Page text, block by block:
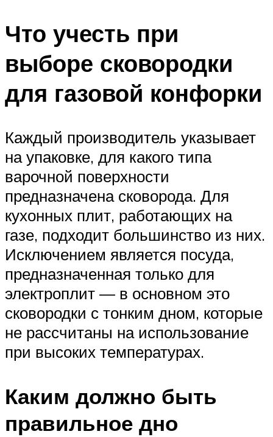
Что учесть при
выборе сковородки
для газовой конфорки
Каждый производитель указывает
на упаковке, для какого типа
варочной поверхности
предназначена сковорода. Для
кухонных плит, работающих на
газе, подходит большинство из них.
Исключением является посуда,
предназначенная только для
электроплит — в основном это
сковородки с тонким дном, которые
не рассчитаны на использование
при высоких температурах.
Каким должно быть
правильное дно